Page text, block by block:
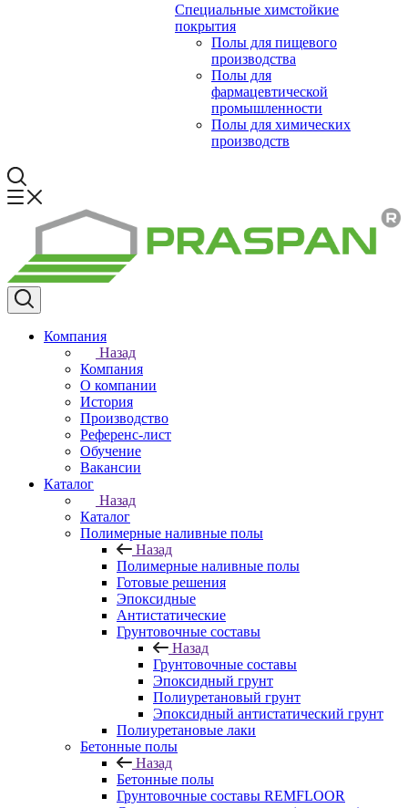
Специальные химстойкие
покрытия
Полы для пищевого
производства
Полы для
фармацевтической
промышленности
Полы для химических
производств
Компания
Назад
Компания
О компании
История
Производство
Референс-лист
Обучение
Вакансии
Каталог
Назад
Каталог
Полимерные наливные полы
Назад
Полимерные наливные полы
Готовые решения
Эпоксидные
Антистатические
Грунтовочные составы
Назад
Грунтовочные составы
Эпоксидный грунт
Полиуретановый грунт
Эпоксидный антистатический грунт
Полиуретановые лаки
Бетонные полы
Назад
Бетонные полы
Грунтовочные составы REMFLOOR